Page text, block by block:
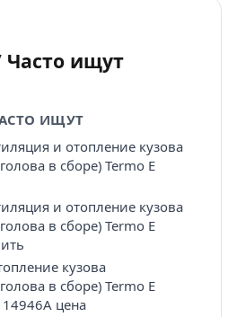
Часто ищут
ИЩУТ
и отопление кузова
в сборе) Termo E
и отопление кузова
в сборе) Termo E
кузова
в сборе) Termo E
цена